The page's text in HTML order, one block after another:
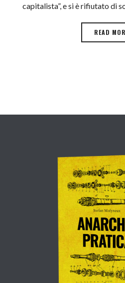
capitalista”, e si è rifiutato di
READ